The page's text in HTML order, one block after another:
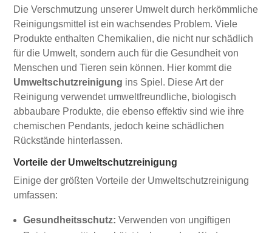
Die Verschmutzung unserer Umwelt durch herkömmliche
Reinigungsmittel ist ein wachsendes Problem. Viele
Produkte enthalten Chemikalien, die nicht nur schädlich
für die Umwelt, sondern auch für die Gesundheit von
Menschen und Tieren sein können. Hier kommt die
Umweltschutzreinigung ins Spiel. Diese Art der
Reinigung verwendet umweltfreundliche, biologisch
abbaubare Produkte, die ebenso effektiv sind wie ihre
chemischen Pendants, jedoch keine schädlichen
Rückstände hinterlassen.
Vorteile der Umweltschutzreinigung
Einige der größten Vorteile der Umweltschutzreinigung
umfassen:
Gesundheitsschutz: Verwenden von ungiftigen